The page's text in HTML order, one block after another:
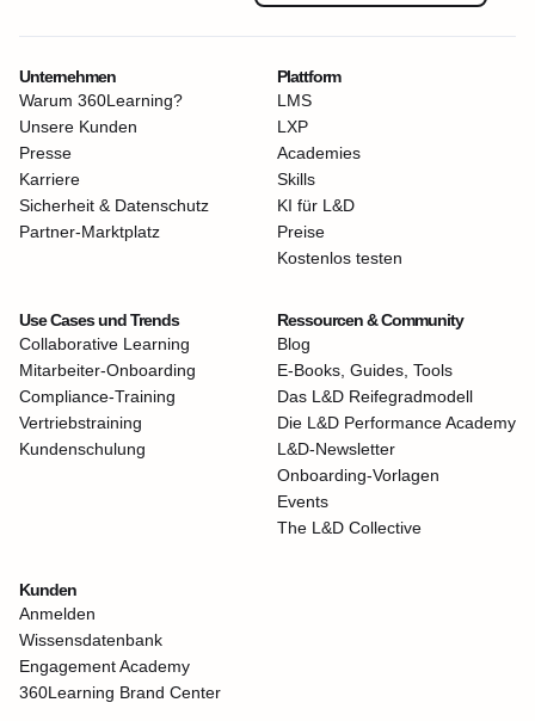
Unternehmen
Warum 360Learning?
Unsere Kunden
Presse
Karriere
Sicherheit & Datenschutz
Partner-Marktplatz
Plattform
LMS
LXP
Academies
Skills
KI für L&D
Preise
Kostenlos testen
Use Cases und Trends
Collaborative Learning
Mitarbeiter-Onboarding
Compliance-Training
Vertriebstraining
Kundenschulung
Ressourcen & Community
Blog
E-Books, Guides, Tools
Das L&D Reifegradmodell
Die L&D Performance Academy
L&D-Newsletter
Onboarding-Vorlagen
Events
The L&D Collective
Kunden
Anmelden
Wissensdatenbank
Engagement Academy
360Learning Brand Center